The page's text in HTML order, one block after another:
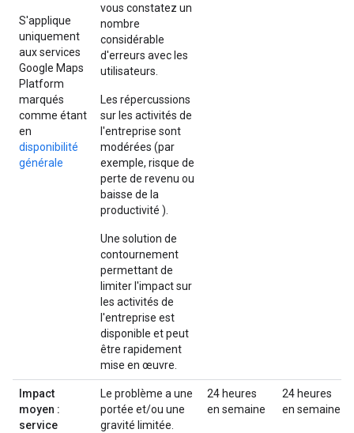
S'applique
uniquement
aux services
Google Maps
Platform
marqués
comme étant
en
disponibilité
générale
vous constatez un
nombre
considérable
d'erreurs avec les
utilisateurs.
Les répercussions
sur les activités de
l'entreprise sont
modérées (par
exemple, risque de
perte de revenu ou
baisse de la
productivité ).
Une solution de
contournement
permettant de
limiter l'impact sur
les activités de
l'entreprise est
disponible et peut
être rapidement
mise en œuvre.
Impact
moyen :
service
Le problème a une
portée et/ou une
gravité limitée.
24 heures
en semaine
24 heures
en semaine